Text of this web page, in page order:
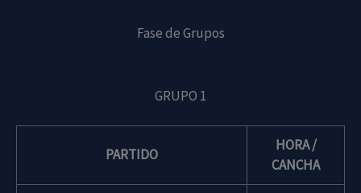
Fase de Grupos
GRUPO 1
PARTIDO
HORA /
CANCHA